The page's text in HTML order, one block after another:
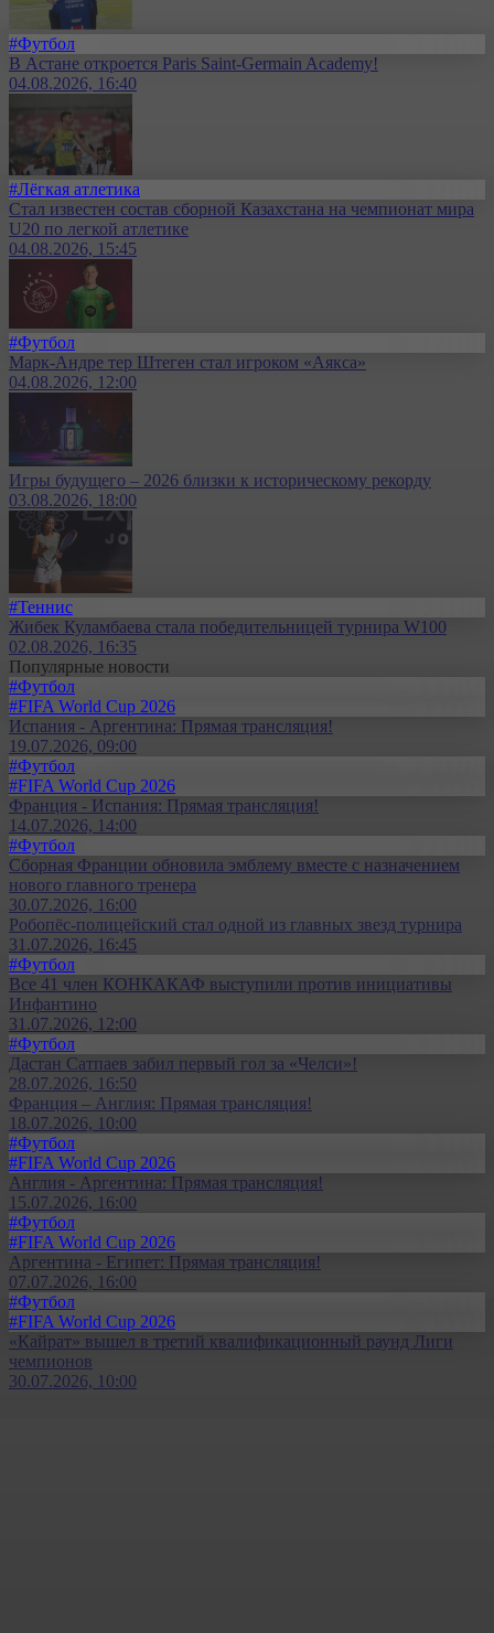
#Футбол
В Астане откроется Paris Saint-Germain Academy!
04.08.2026, 16:40
#Лёгкая атлетика
Стал известен состав сборной Казахстана на чемпионат мира
U20 по легкой атлетике
04.08.2026, 15:45
#Футбол
Марк-Андре тер Штеген стал игроком «Аякса»
04.08.2026, 12:00
Игры будущего – 2026 близки к историческому рекорду
03.08.2026, 18:00
#Теннис
Жибек Куламбаева стала победительницей турнира W100
02.08.2026, 16:35
Популярные новости
#Футбол
#FIFA World Cup 2026
Испания - Аргентина: Прямая трансляция!
19.07.2026, 09:00
#Футбол
#FIFA World Cup 2026
Франция - Испания: Прямая трансляция!
14.07.2026, 14:00
#Футбол
Сборная Франции обновила эмблему вместе с назначением
нового главного тренера
30.07.2026, 16:00
Робопёс-полицейский стал одной из главных звезд турнира
31.07.2026, 16:45
#Футбол
Все 41 член КОНКАКАФ выступили против инициативы
Инфантино
31.07.2026, 12:00
#Футбол
Дастан Сатпаев забил первый гол за «Челси»!
28.07.2026, 16:50
Франция – Англия: Прямая трансляция!
18.07.2026, 10:00
#Футбол
#FIFA World Cup 2026
Англия - Аргентина: Прямая трансляция!
15.07.2026, 16:00
#Футбол
#FIFA World Cup 2026
Аргентина - Египет: Прямая трансляция!
07.07.2026, 16:00
#Футбол
#FIFA World Cup 2026
«Кайрат» вышел в третий квалификационный раунд Лиги
чемпионов
30.07.2026, 10:00